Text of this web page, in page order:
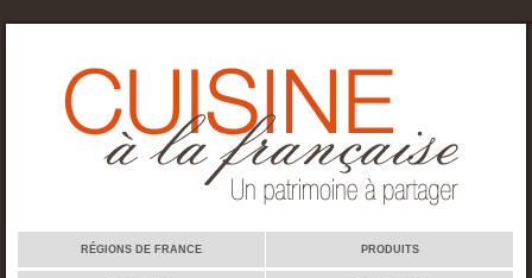
RÉGIONS DE FRANCE PRODUITS